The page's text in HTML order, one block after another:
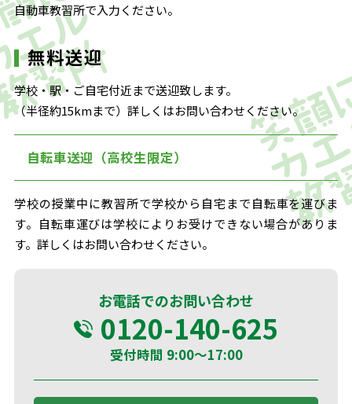
自動車教習所で入力ください。
無料送迎
学校・駅・ご自宅付近まで送迎致します。
（半径約15kmまで）詳しくはお問い合わせください。
自転車送迎（高校生限定）
学校の授業中に教習所で学校から自宅まで自転車を運びま
す。自転車運びは学校によりお受けできない場合がありま
す。詳しくはお問い合わせください。
お電話でのお問い合わせ
0120-140-625
受付時間 9:00～17:00